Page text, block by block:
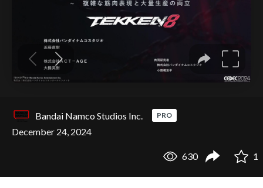
Bandai Namco Studios Inc. PRO
December 24, 2024
630 1